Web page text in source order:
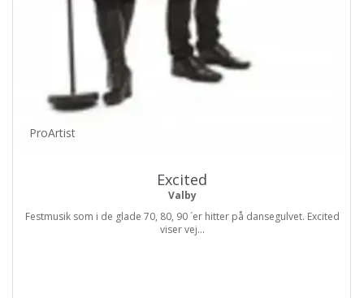
ProArtist
Excited
Valby
Festmusik som i de glade 70, 80, 90 ´er hitter på dansegulvet. Excited
viser vej...